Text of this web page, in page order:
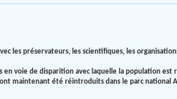
les préservateurs, les scientifiques, les
en voie de disparition avec laquelle la population
maintenant été réintroduits dans le parc national